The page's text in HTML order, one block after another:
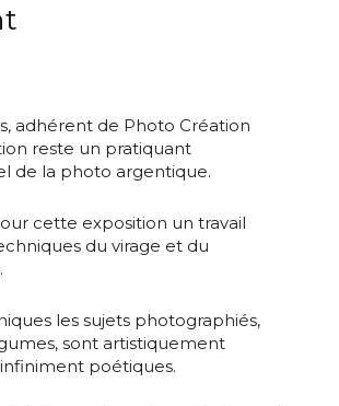
adhérent de Photo Création
reste un pratiquant
de la photo argentique.
cette exposition un travail
du virage et du
les sujets photographiés,
sont artistiquement
poétiques.